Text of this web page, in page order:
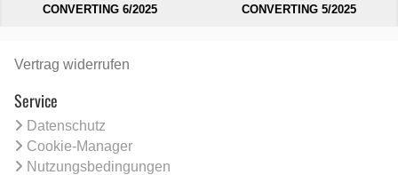
CONVERTING 6/2025
CONVERTING 5/2025
Vertrag widerrufen
Service
Datenschutz
Cookie-Manager
Nutzungsbedingungen